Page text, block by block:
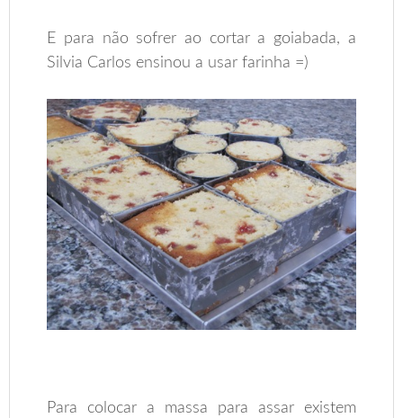
E para não sofrer ao cortar a goiabada, a
Silvia Carlos ensinou a usar farinha =)
Para colocar a massa para assar existem